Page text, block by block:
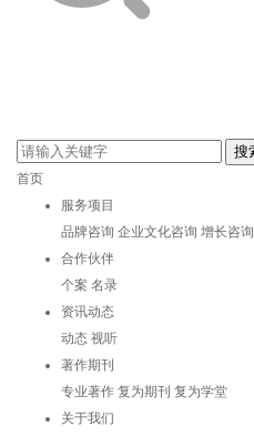
首页
服务项目
品牌咨询 企业文化咨询 增长咨询
合作伙伴
个案 名录
资讯动态
动态 视听
著作期刊
专业著作 复为期刊 复为学堂
关于我们